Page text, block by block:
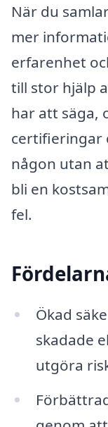
När du
mer
erfarenhet
till stor hjälp
har att säga,
certifieringar
någon utan
bli en
fel.
Ökad
skadade
utgöra